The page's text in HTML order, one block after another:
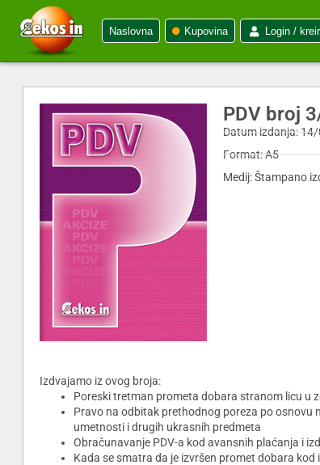
Naslovna Kupovina Login /
PDV broj
Datum izdanja:
Format: A5
Medij: Štampano
Izdvajamo iz ovog broja:
Poreski tretman prometa dobara stranom licu u
Pravo na odbitak prethodnog poreza po osnovu
umetnosti i drugih ukrasnih predmeta
Obračunavanje PDV-a kod avansnih plaćanja i
Kada se smatra da je izvršen promet dobara